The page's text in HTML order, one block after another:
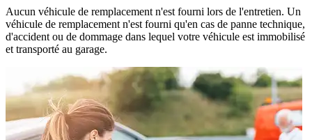
Aucun véhicule de remplacement n'est fourni lors de l'entretien. Un
véhicule de remplacement n'est fourni qu'en cas de panne technique,
d'accident ou de dommage dans lequel votre véhicule est immobilisé
et transporté au garage.